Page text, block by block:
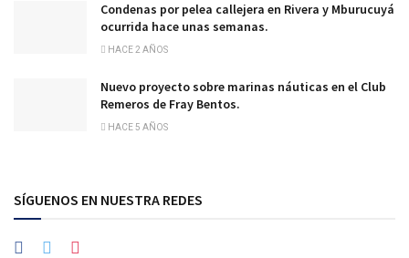
Condenas por pelea callejera en Rivera y Mburucuyá
ocurrida hace unas semanas.
HACE 2 AÑOS
Nuevo proyecto sobre marinas náuticas en el Club
Remeros de Fray Bentos.
HACE 5 AÑOS
SÍGUENOS EN NUESTRA REDES